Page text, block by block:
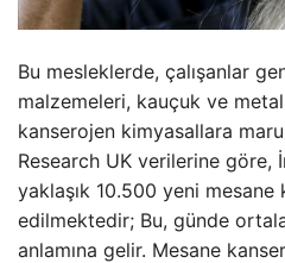
Bu mesleklerde, çalışanlar
malzemeleri, kauçuk ve
kanserojen kimyasallara
Research UK verilerine göre,
yaklaşık 10.500 yeni mesane
edilmektedir; Bu, günde
anlamına gelir. Mesane